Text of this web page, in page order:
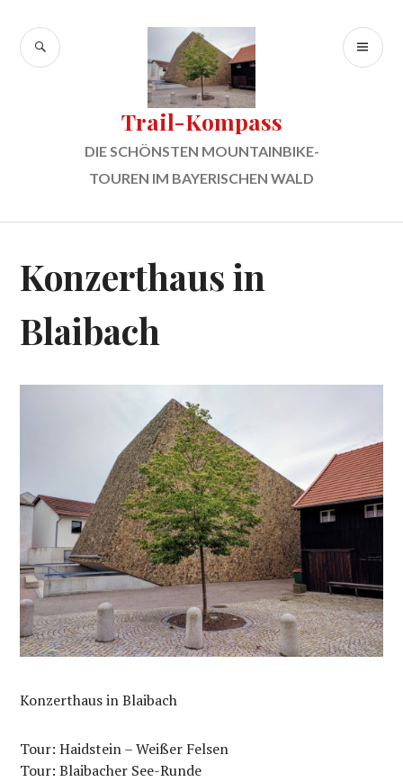
Inhalt
springen
Trail-Kompass
DIE SCHÖNSTEN MOUNTAINBIKE-
TOUREN IM BAYERISCHEN WALD
SUCHE
Konzerthaus in
Blaibach
Konzerthaus in Blaibach
Tour: Haidstein – Weißer Felsen
Tour: Blaibacher See-Runde